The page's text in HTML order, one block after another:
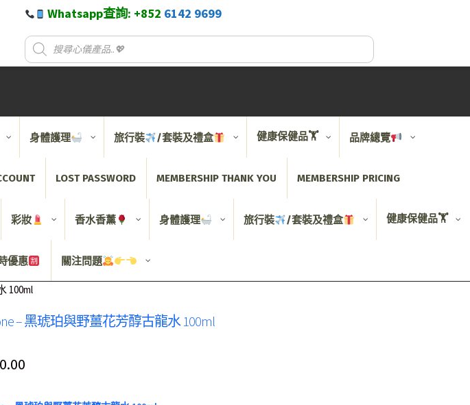
Whatsapp查詢: +852 6142 9699
身體護理 旅行裝 /套裝及禮盒 健康保健品🏋️ 品牌總覽
LOST PASSWORD MEMBERSHIP THANK YOU MEMBERSHIP PRICING
彩妝 香水香薰 身體護理 旅行裝 /套裝及禮盒 健康保健品🏋️
優惠 關注問題
100ml
– 黑琥珀與野薑花芳醇古龍水 100ml